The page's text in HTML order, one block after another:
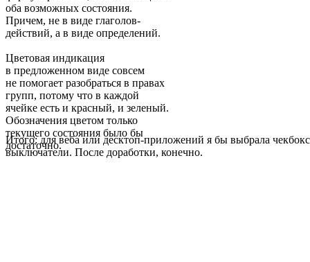
оба возможных состояния.
Причем, не в виде глаголов-
действий, а в виде определений.
Цветовая индикация
в предложенном виде совсем
не помогает разобраться в правах
групп, потому что в каждой
ячейке есть и красный, и зеленый.
Обозначения цветом только
текущего состояния было бы
достаточно.
Итого: для веба или десктоп-приложений я бы выбрала
выключатели. После доработки, конечно.